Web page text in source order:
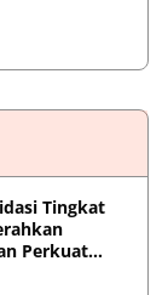
Tingkat
Perkuat